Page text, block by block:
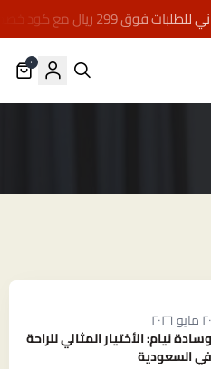
ريال مع كود خصم هوفن
٠
٢٠ مايو ٢٠٢٦
وسادة نيام: الأختيار المثالي للراحة
في السعودية